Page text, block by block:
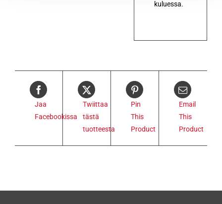
kuluessa.
Jaa
Facebookissa
Twiittaa
tästä
tuotteesta
Pin
This
Product
Email
This
Product